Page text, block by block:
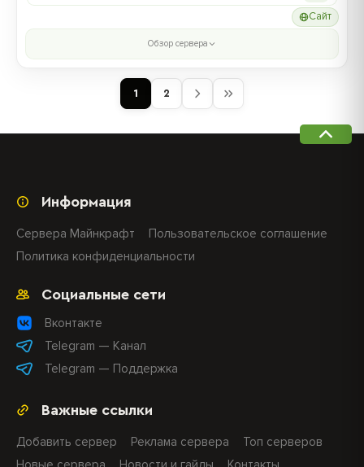
Сайт
Обзор сервера
1 2
Важные ссылки
Добавить сервер Реклама сервера
Топ серверов
Социальные сети
Вконтакте
Telegram — Канал
Telegram — Поддержка
Информация
Сервера Майнкрафт
Пользовательское соглашение
Политика конфиденциальности